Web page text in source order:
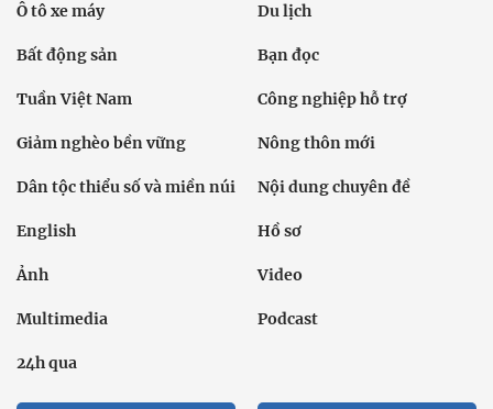
Ô tô xe máy Du lịch
Bất động sản Bạn đọc
Tuần Việt Nam Công nghiệp hỗ trợ
Giảm nghèo bền vững Nông thôn mới
Dân tộc thiểu số và miền núi Nội dung chuyên đề
English Hồ sơ
Ảnh Video
Multimedia Podcast
24h qua